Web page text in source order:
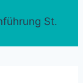
St.